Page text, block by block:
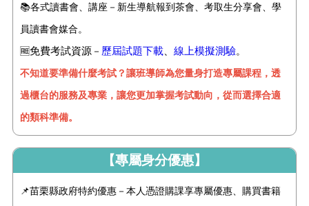
📚各式讀書會、講座－新生導航報到茶會、考取生分享會、學
員讀書會媒合。
🆓免費考試資源 － 歷屆試題下載、 線上模擬測驗。
不知道要準備什麼考試？讓班導師為您量身打造專屬課程，透
過櫃台的服務及專業，讓您更加掌握考試動向，從而選擇合適
的類科準備。
【專屬身分優惠】
📌苗栗縣政府特約優惠－本人憑證購課享專屬優惠、購買書籍